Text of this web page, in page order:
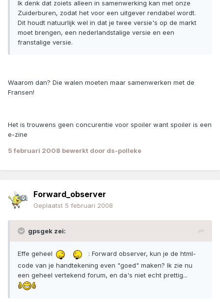
Ik denk dat zoiets alleen in samenwerking kan met onze
Zuiderburen, zodat het voor een uitgever rendabel wordt.
Dit houdt natuurlijk wel in dat je twee versie's op de markt
moet brengen, een nederlandstalige versie en een
franstalige versie.
Waarom dan? Die walen moeten maar samenwerken met de
Fransen!
Het is trouwens geen concurentie voor spoiler want spoiler is een
e-zine
5 februari 2008 bewerkt door ds-polleke
Forward_observer
Geplaatst 5 februari 2008
gpsgek zei:
Effe geheel
: Forward observer, kun je de html-
code van je handtekening even "goed" maken? Ik zie nu
een geheel vertekend forum, en da's niet echt prettig...